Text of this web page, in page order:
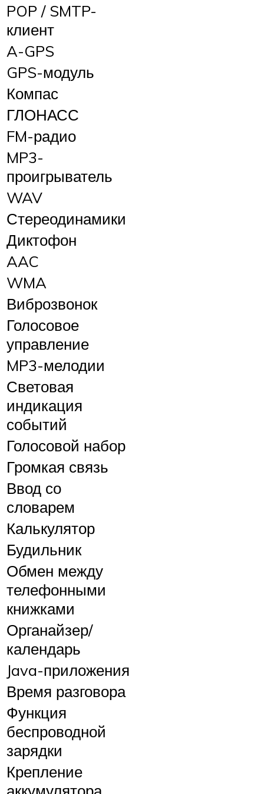
POP / SMTP-
клиент
A-GPS
GPS-модуль
Компас
ГЛОНАСС
FM-радио
MP3-
проигрыватель
WAV
Стереодинамики
Диктофон
AAC
WMA
Виброзвонок
Голосовое
управление
MP3-мелодии
Световая
индикация
событий
Голосовой набор
Громкая связь
Ввод со
словарем
Калькулятор
Будильник
Обмен между
телефонными
книжками
Органайзер/
календарь
Java-приложения
Время разговора
Функция
беспроводной
зарядки
Крепление